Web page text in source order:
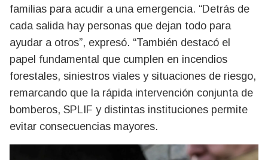
familias para acudir a una emergencia. “Detrás de
cada salida hay personas que dejan todo para
ayudar a otros”, expresó. “También destacó el
papel fundamental que cumplen en incendios
forestales, siniestros viales y situaciones de riesgo,
remarcando que la rápida intervención conjunta de
bomberos, SPLIF y distintas instituciones permite
evitar consecuencias mayores.